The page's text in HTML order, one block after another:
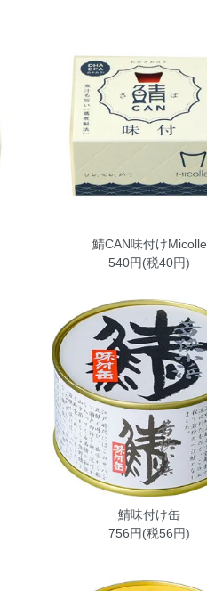
鯖CAN味付けMicolle
540円(税40円)
鯖味付け缶
756円(税56円)